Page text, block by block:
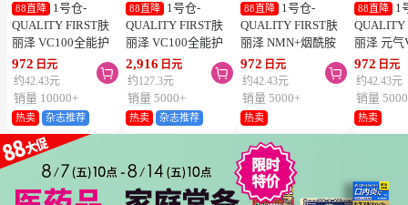
88直降
1号仓-
QUALITY FIRST肤
丽泽 VC100全能护
理面膜 7片
972 日元
约42.43元

销量 10000+
热卖 杂志推荐
88直降
1号仓-
QUALITY FIRST肤
丽泽 VC100全能护
理面膜 7片 3个装
2,916 日元
约127.3元

销量 5000+
热卖 杂志推荐
88直降
1号仓-
QUALITY FIRST肤
丽泽 NMN+烟酰胺
多重焕活面膜 7片
972 日元
约42.43元

销量 5000+
热卖
88直降
1
QUALITY
丽泽 元气
白保湿面
维生素C
片
972 日元
约42.43元
销量
热卖